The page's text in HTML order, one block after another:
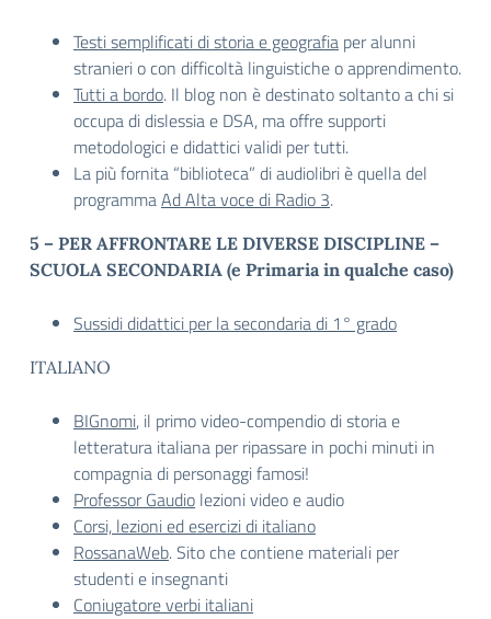
Testi semplificati di storia e geografia per alunni
stranieri o con difficoltà linguistiche o apprendimento.
Tutti a bordo. Il blog non è destinato soltanto a chi si
occupa di dislessia e DSA, ma offre supporti
metodologici e didattici validi per tutti.
La più fornita “biblioteca” di audiolibri è quella del
programmaAd Alta voce di Radio 3.
5 – PER AFFRONTARE LE DIVERSE DISCIPLINE –
SCUOLA SECONDARIA (e Primaria in qualche caso)
Sussidi didattici per la secondaria di 1° grado
ITALIANO
BIGnomi, il primo video-compendio di storia e
letteratura italiana per ripassare in pochi minuti in
compagnia di personaggi famosi!
Professor Gaudio lezioni video e audio
Corsi, lezioni ed esercizi di italiano
RossanaWeb. Sito che contiene materiali per
studenti e insegnanti
Coniugatore verbi italiani